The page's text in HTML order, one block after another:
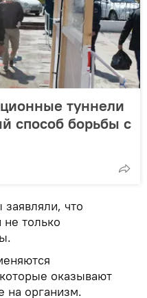
туннели
способ борьбы с
что
только
оказывают
на организм.